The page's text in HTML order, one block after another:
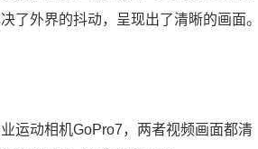
了外界的抖动，呈现出了清晰的画面。
运动相机GoPro7，两者视频画面都清